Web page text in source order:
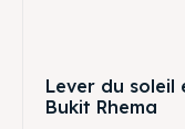
Lever du soleil
Bukit Rhema